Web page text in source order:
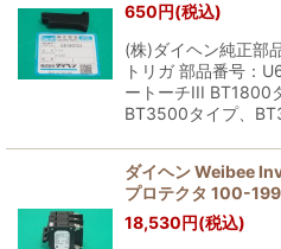
650円(税込)
(株)ダイヘン純正部
トリガ 部品番号：
ートーチIII BT1800
BT3500タイプ、
ダイヘン Weibee
プロテクタ 100-
18,530円(税込)